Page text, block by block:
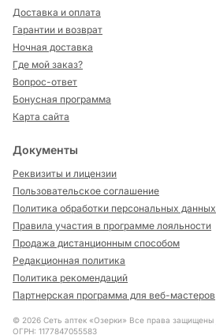
Доставка и оплата
Гарантии и возврат
Ночная доставка
Где мой заказ?
Вопрос-ответ
Бонусная программа
Карта сайта
Документы
Реквизиты и лицензии
Пользовательское соглашение
Политика обработки персональных данных
Правила участия в программе лояльности
Продажа дистанционным способом
Редакционная политика
Политика рекомендаций
Партнерская программа для веб-мастеров
© 2026 Сеть аптек «Озерки» Все права защищены
ОГРН: 1177847055583